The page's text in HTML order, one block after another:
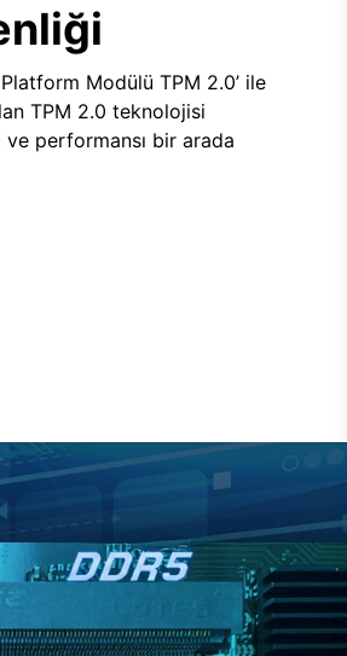
Modülü TPM 2.0’ ile
TPM 2.0 teknolojisi
performansı bir arada